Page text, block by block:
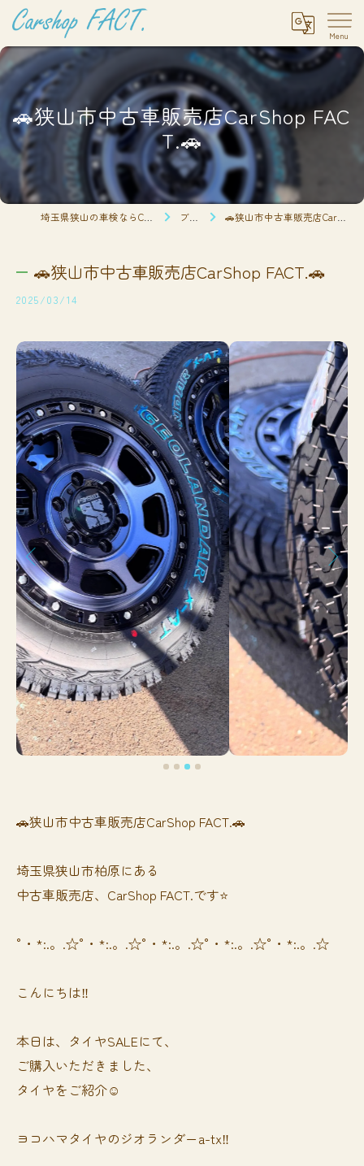
🚗狭山市中古車販売店CarShop FAC
T.🚗
ブログ 🚗狭山市中古車販売店CarShop FACT.🚗
🚗狭山市中古車販売店CarShop FACT.🚗
2025/03/14
🚗狭山市中古車販売店CarShop FACT.🚗
埼玉県狭山市柏原にある
中古車販売店、CarShop FACT.です⭐️
°・*:.。.☆°・*:.。.☆°・*:.。.☆°・*:.。.☆°・*:.。.☆
こんにちは‼️
本日は、タイヤSALEにて、
ご購入いただきました、
タイヤをご紹介☺️
ヨコハマタイヤのジオランダーa-tx‼️